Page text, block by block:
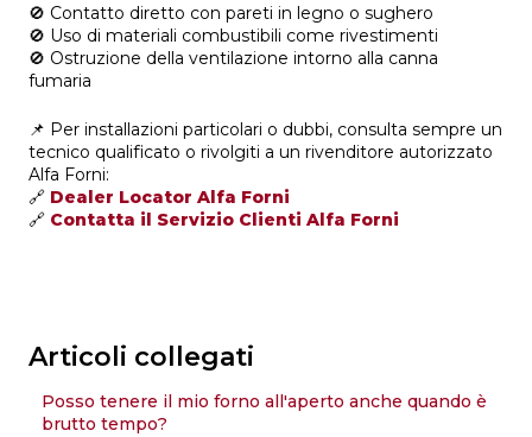
🚫 Contatto diretto con pareti in legno o sughero
🚫 Uso di materiali combustibili come rivestimenti
🚫 Ostruzione della ventilazione intorno alla canna
fumaria
📌 Per installazioni particolari o dubbi, consulta sempre un
tecnico qualificato o rivolgiti a un rivenditore autorizzato
Alfa Forni:
🔗 Dealer Locator Alfa Forni
🔗 Contatta il Servizio Clienti Alfa Forni
Articoli collegati
Posso tenere il mio forno all'aperto anche quando è
brutto tempo?